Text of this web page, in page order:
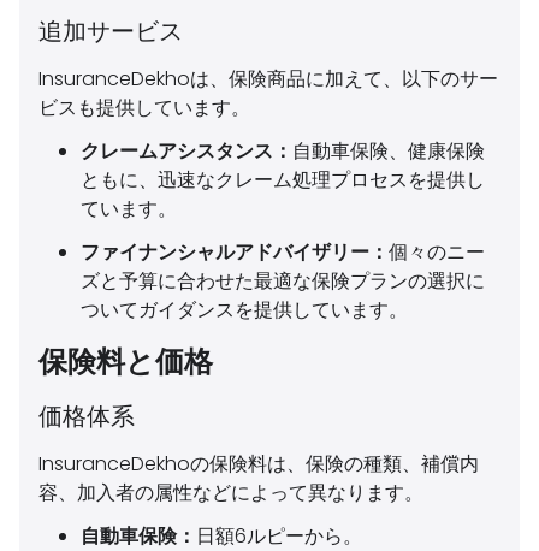
追加サービス
InsuranceDekhoは、保険商品に加えて、以下のサー
ビスも提供しています。
クレームアシスタンス： 自動車保険、健康保険
ともに、迅速なクレーム処理プロセスを提供し
ています。
ファイナンシャルアドバイザリー： 個々のニー
ズと予算に合わせた最適な保険プランの選択に
ついてガイダンスを提供しています。
保険料と価格
価格体系
InsuranceDekhoの保険料は、保険の種類、補償内
容、加入者の属性などによって異なります。
自動車保険： 日額6ルピーから。